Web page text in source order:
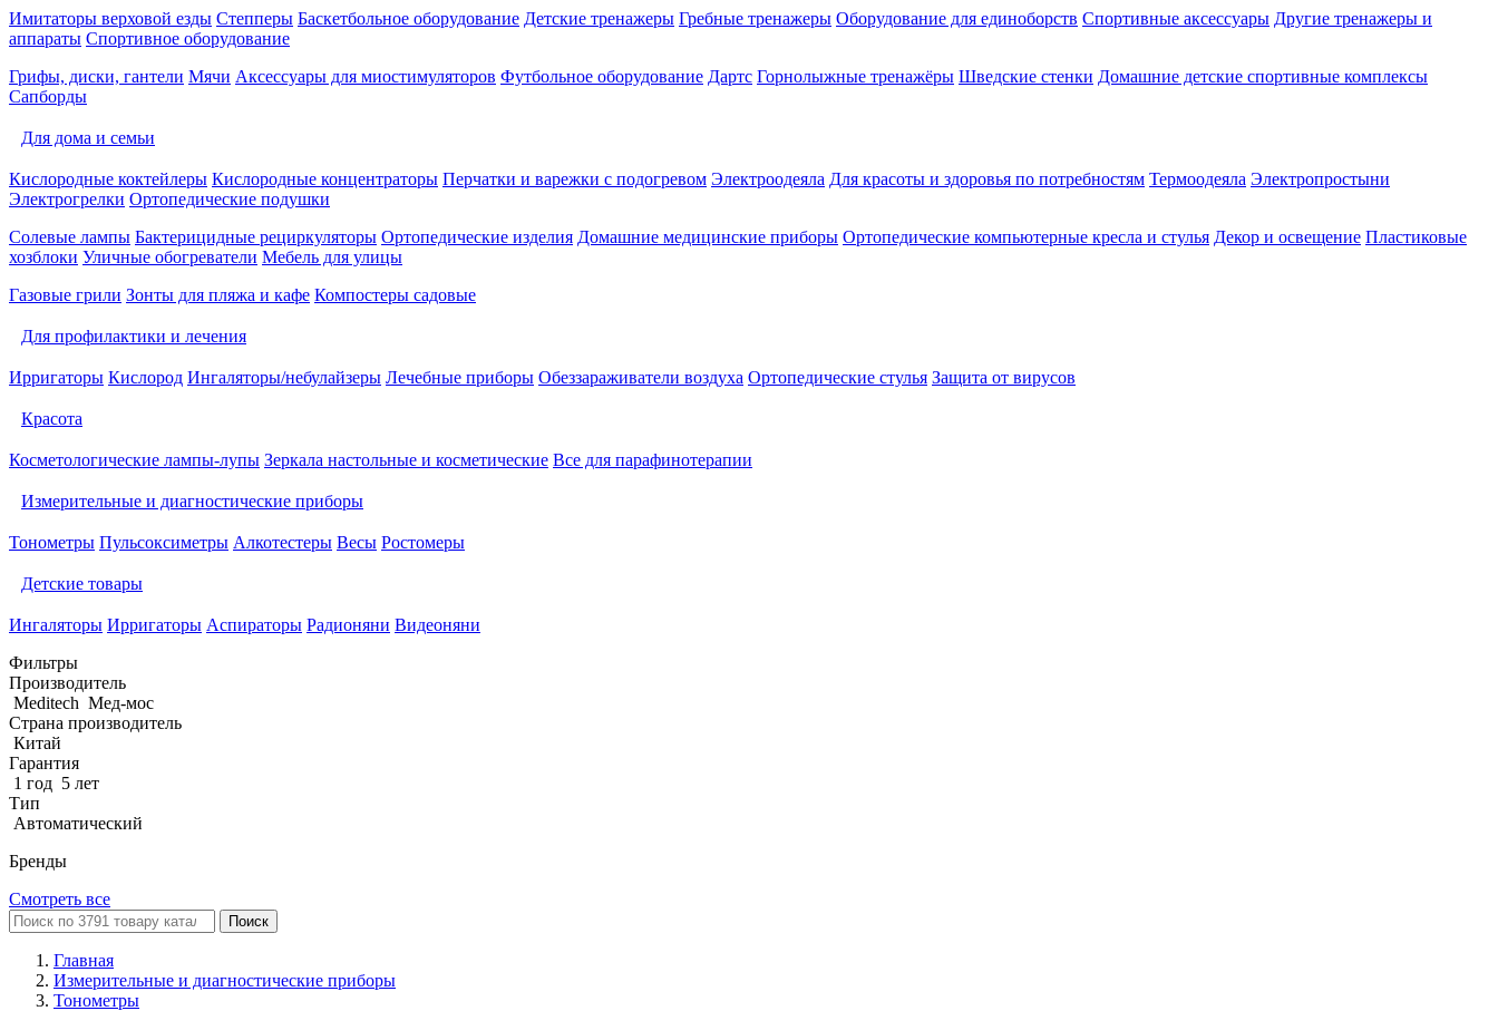
Имитаторы верховой езды Степперы Баскетбольное оборудование Детские тренажеры Гребные тренажеры Оборудование для единоборств Спортивные аксессуары Другие тренажеры и
аппараты Спортивное оборудование
Грифы, диски, гантели Мячи Аксессуары для миостимуляторов Футбольное оборудование Дартс Горнолыжные тренажёры Шведские стенки Домашние детские спортивные комплексы
Сапборды
Для дома и семьи
Кислородные коктейлеры Кислородные концентраторы Перчатки и варежки с подогревом Электроодеяла Для красоты и здоровья по потребностям Термоодеяла Электропростыни
Электрогрелки Ортопедические подушки
Солевые лампы Бактерицидные рециркуляторы Ортопедические изделия Домашние медицинские приборы Ортопедические компьютерные кресла и стулья Декор и освещение Пластиковые
хозблоки Уличные обогреватели Мебель для улицы
Газовые грили Зонты для пляжа и кафе Компостеры садовые
Для профилактики и лечения
Ирригаторы Кислород Ингаляторы/небулайзеры Лечебные приборы Обеззараживатели воздуха Ортопедические стулья Защита от вирусов
Красота
Косметологические лампы-лупы Зеркала настольные и косметические Все для парафинотерапии
Измерительные и диагностические приборы
Тонометры Пульсоксиметры Алкотестеры Весы Ростомеры
Детские товары
Ингаляторы Ирригаторы Аспираторы Радионяни Видеоняни
Фильтры
Производитель
Meditech Мед-мос
Страна производитель
Китай
Гарантия
1 год 5 лет
Тип
Автоматический
Бренды
Смотреть все
Поиск
Главная
Измерительные и диагностические приборы
Тонометры